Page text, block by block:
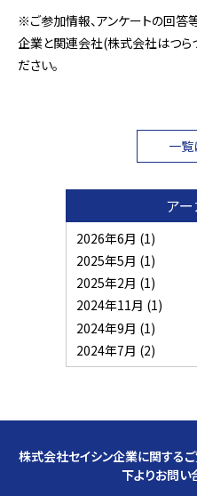
アー
2026年6月 (1)
2025年5月 (1)
2025年2月 (1)
2024年11月 (1)
2024年9月 (1)
2024年7月 (2)
※ご参加情報、アンケートの回答
企業と関連会社(株式会社はつら
ださい。
一覧
株式会社セイシン企業に関する
下よりお問い